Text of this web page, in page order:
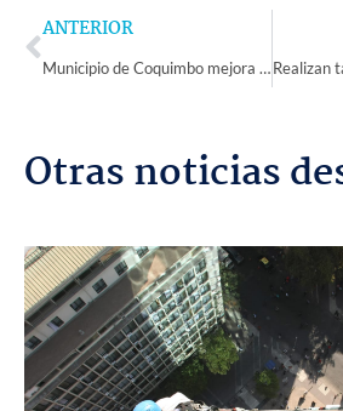
Prev
ANTERIOR
Municipio de Coquimbo mejora caminos interiores de Tongoy y vía de conexión con Puerto Aldea
Otras noticias